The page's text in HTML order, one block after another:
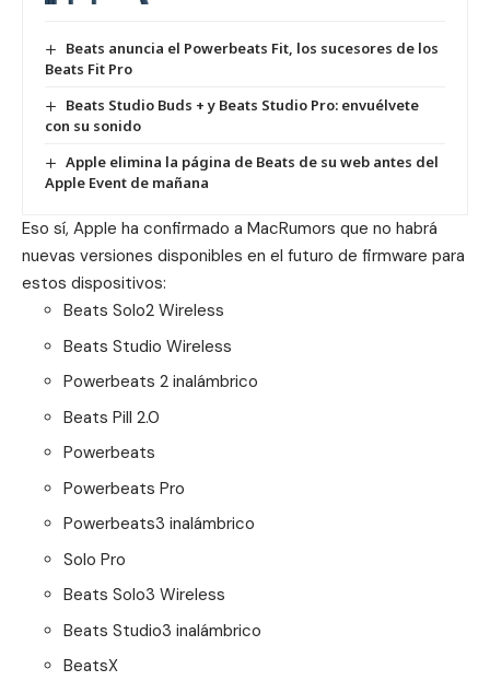
Beats anuncia el Powerbeats Fit, los sucesores de los
Beats Fit Pro
Beats Studio Buds + y Beats Studio Pro: envuélvete
con su sonido
Apple elimina la página de Beats de su web antes del
Apple Event de mañana
Eso sí, Apple ha confirmado a MacRumors que no habrá
nuevas versiones disponibles en el futuro de firmware para
estos dispositivos:
Beats Solo2 Wireless
Beats Studio Wireless
Powerbeats 2 inalámbrico
Beats Pill 2.0
Powerbeats
Powerbeats Pro
Powerbeats3 inalámbrico
Solo Pro
Beats Solo3 Wireless
Beats Studio3 inalámbrico
BeatsX